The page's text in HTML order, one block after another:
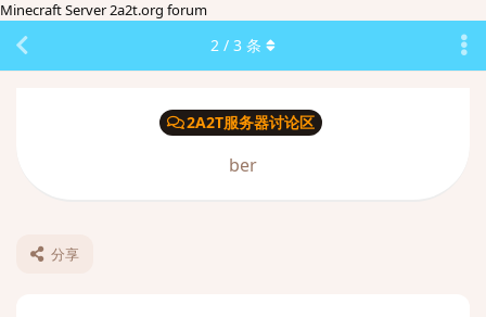
Minecraft Server 2a2t.org forum
2A2T服务器讨论区
ber
分享
2 / 3 条